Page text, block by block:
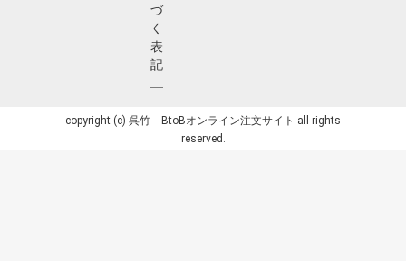
づ
く
表
記
copyright (c) 呉竹 BtoBオンライン注文サイト all rights
reserved.